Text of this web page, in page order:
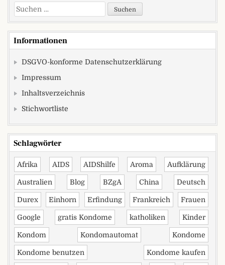
Suchen nach:
Informationen
DSGVO-konforme Datenschutzerklärung
Impressum
Inhaltsverzeichnis
Stichwortliste
Schlagwörter
Afrika AIDS AIDShilfe Aroma Aufklärung
Australien Blog BZgA China Deutsch
Durex Einhorn Erfindung Frankreich Frauen
Google gratis Kondome katholiken Kinder
Kondom Kondomautomat Kondome
Kondome benutzen Kondome kaufen